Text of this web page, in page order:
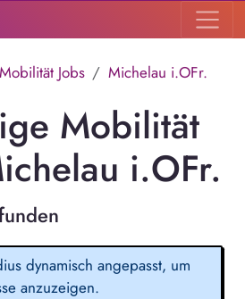
Jobs Michelau i.OFr.
Mobilität
i.OFr.
dynamisch angepasst, um
anzuzeigen.